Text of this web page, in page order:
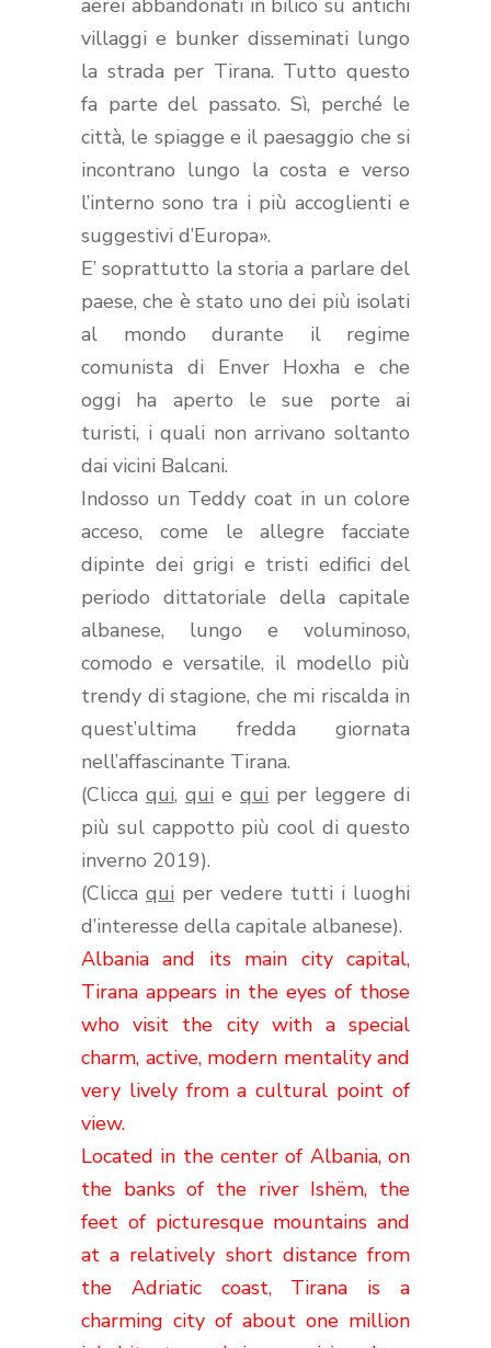
aerei abbandonati in bilico su antichi
villaggi e bunker disseminati lungo
la strada per Tirana. Tutto questo
fa parte del passato. Sì, perché le
città, le spiagge e il paesaggio che si
incontrano lungo la costa e verso
l’interno sono tra i più accoglienti e
suggestivi d’Europa».
E’ soprattutto la storia a parlare del
paese, che è stato uno dei più isolati
al mondo durante il regime
comunista di Enver Hoxha e che
oggi ha aperto le sue porte ai
turisti, i quali non arrivano soltanto
dai vicini Balcani.
Indosso un Teddy coat in un colore
acceso, come le allegre facciate
dipinte dei grigi e tristi edifici del
periodo dittatoriale della capitale
albanese, lungo e voluminoso,
comodo e versatile, il modello più
trendy di stagione, che mi riscalda in
quest’ultima fredda giornata
nell’affascinante Tirana.
(Clicca qui, qui e qui per leggere di
più sul cappotto più cool di questo
inverno 2019).
(Clicca qui per vedere tutti i luoghi
d’interesse della capitale albanese).
Albania and its main city capital,
Tirana appears in the eyes of those
who visit the city with a special
charm, active, modern mentality and
very lively from a cultural point of
view.
Located in the center of Albania, on
the banks of the river Ishëm, the
feet of picturesque mountains and
at a relatively short distance from
the Adriatic coast, Tirana is a
charming city of about one million